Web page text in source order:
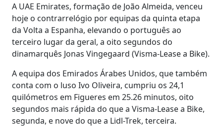
A UAE Emirates, formação de João Almeida, venceu
hoje o contrarrelógio por equipas da quinta etapa
da Volta a Espanha, elevando o português ao
terceiro lugar da geral, a oito segundos do
dinamarquês Jonas Vingegaard (Visma-Lease a Bike).
A equipa dos Emirados Árabes Unidos, que também
conta com o luso Ivo Oliveira, cumpriu os 24,1
quilómetros em Figueres em 25.26 minutos, oito
segundos mais rápida do que a Visma-Lease a Bike,
segunda, e nove do que a Lidl-Trek, terceira.